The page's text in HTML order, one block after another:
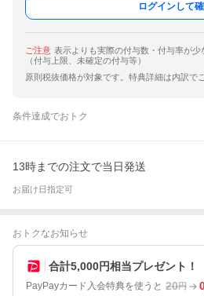
ログインして
ご注意 表示よりも実際の付与数・付与率が少
（付与上限、未確定の付与等）
原則税抜価格が対象です。特典詳細は内訳で
条件達成でおトク
13時までの注文で当日発送
お届け日指定可
おトクなお知らせ
合計5,000円相当プレゼント！
PayPayカード入会特典を使うと 20円